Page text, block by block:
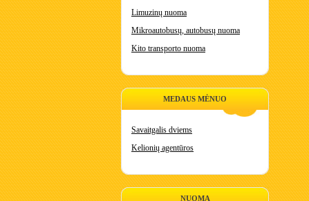
Limuzinų nuoma
Mikroautobusų, autobusų nuoma
Kito transporto nuoma
MEDAUS MĖNUO
Savaitgalis dviems
Kelionių agentūros
NUOMA